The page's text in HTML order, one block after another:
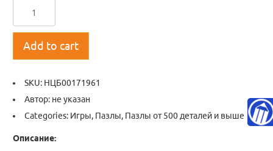
Add to cart
SKU: НЦБ00171961
Автор: не указан
Categories: Игры, Пазлы, Пазлы от 500 деталей и выше
Описание: